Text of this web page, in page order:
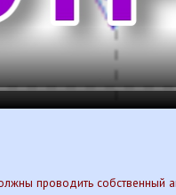
проводить собственный